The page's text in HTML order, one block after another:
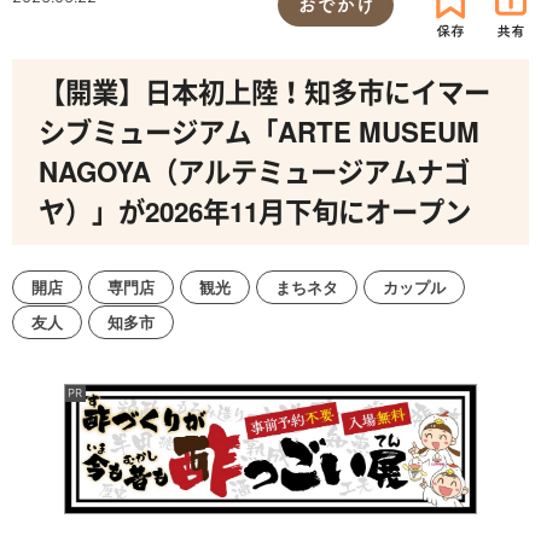
おでかけ
【開業】日本初上陸！知多市にイマー
シブミュージアム「ARTE MUSEUM
NAGOYA（アルテミュージアムナゴ
ヤ）」が2026年11月下旬にオープン
開店 専門店 観光 まちネタ
カップル
友人
知多市